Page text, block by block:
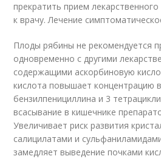
прекратить прием
к врачу. Лечение
Плоды рябины не рекомендуется
одновременно с другими
содержащими аскорбиновую
кислота повышает концентрацию
бензилпенициллина и 3
всасывание в кишечнике
Увеличивает риск развития
салицилатами и
замедляет выведение почками